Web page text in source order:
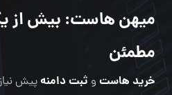
میهن هاست: بیش از
مطمئن
خرید هاست و ثبت دامنهپیش